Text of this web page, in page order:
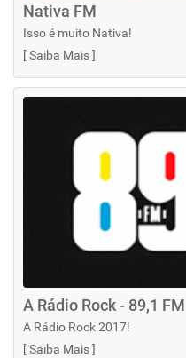
Nativa FM
Isso é muito Nativa!
[Saiba Mais]
A Rádio Rock - 89,1 FM
A Rádio Rock 2017!
[Saiba Mais]